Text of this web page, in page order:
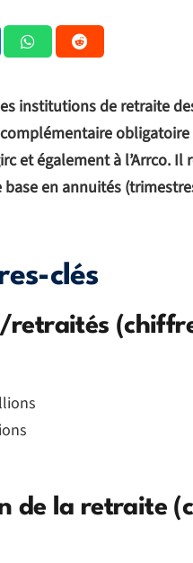
institutions de retraite
et également à l’Arrco.
en annuités
clés
de la retraite